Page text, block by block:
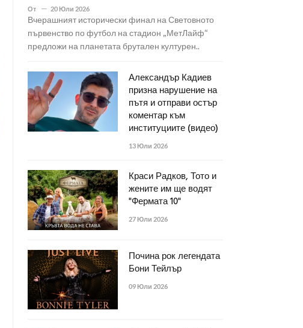
От 20 Юли 2026
Вчерашният исторически финал на Световното
първенство по футбол на стадион „МетЛайф“
предложи на планетата брутален културен..
Александър Кадиев
призна нарушение на
пътя и отправи остър
коментар към
институциите (видео)
13 Юли 2026
Краси Радков, Тото и
жените им ще водят
"Фермата 10"
27 Юли 2026
Почина рок легендата
Бони Тейлър
09 Юли 2026